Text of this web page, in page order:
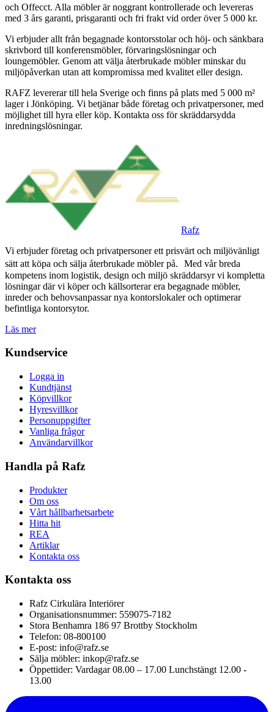
och Offecct. Alla möbler är noggrant kontrollerade och levereras
med 3 års garanti, prisgaranti och fri frakt vid order över 5 000 kr.
Vi erbjuder allt från begagnade kontorsstolar och höj- och sänkbara
skrivbord till konferensmöbler, förvaringslösningar och
loungemöbler. Genom att välja återbrukade möbler minskar du
miljöpåverkan utan att kompromissa med kvalitet eller design.
RAFZ levererar till hela Sverige och finns på plats med 5 000 m²
lager i Jönköping. Vi betjänar både företag och privatpersoner, med
möjlighet till hyra eller köp. Kontakta oss för skräddarsydda
inredningslösningar.
Rafz
Vi erbjuder företag och privatpersoner ett prisvärt och miljövänligt
sätt att köpa och sälja återbrukade möbler på. Med vår breda
kompetens inom logistik, design och miljö skräddarsyr vi kompletta
lösningar där vi köper och källsorterar era begagnade möbler,
inreder och behovsanpassar nya kontorslokaler och optimerar
befintliga kontorsytor.
Läs mer
Kundservice
Logga in
Kundtjänst
Köpvillkor
Hyresvillkor
Personuppgifter
Vanliga frågor
Användarvillkor
Handla på Rafz
Produkter
Om oss
Vårt hållbarhetsarbete
Hitta hit
REA
Artiklar
Kontakta oss
Kontakta oss
Rafz Cirkulära Interiörer
Organisationsnummer: 559075-7182
Stora Benhamra 186 97 Brottby Stockholm
Telefon: 08-800100
E-post: info@rafz.se
Sälja möbler: inkop@rafz.se
Öppettider: Vardagar 08.00 – 17.00 Lunchstängt 12.00 -
13.00